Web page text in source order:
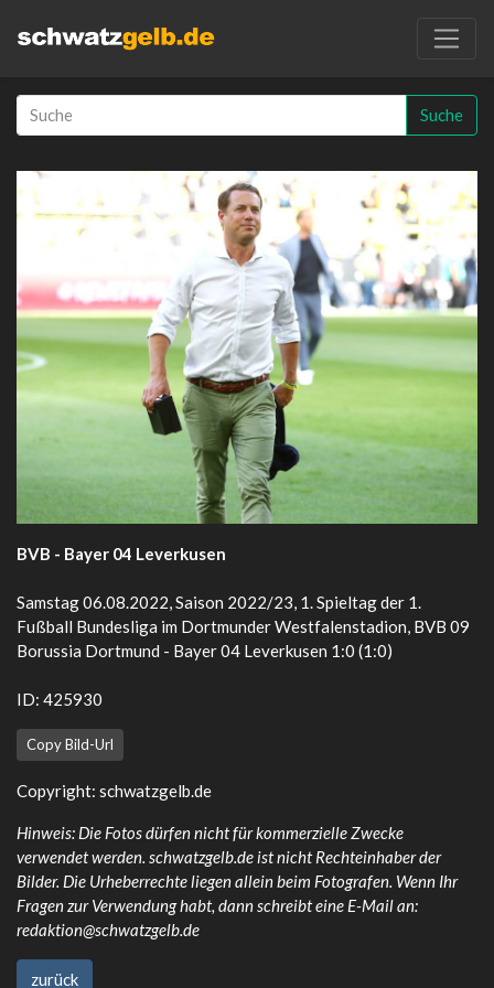
Suche
BVB - Bayer 04 Leverkusen
Samstag 06.08.2022, Saison 2022/23, 1. Spieltag der 1.
Fußball Bundesliga im Dortmunder Westfalenstadion, BVB 09
Borussia Dortmund - Bayer 04 Leverkusen 1:0 (1:0)
ID: 425930
Copy Bild-Url
Copyright: schwatzgelb.de
Hinweis: Die Fotos dürfen nicht für kommerzielle Zwecke
verwendet werden. schwatzgelb.de ist nicht Rechteinhaber der
Bilder. Die Urheberrechte liegen allein beim Fotografen. Wenn Ihr
Fragen zur Verwendung habt, dann schreibt eine E-Mail an:
redaktion@schwatzgelb.de
zurück